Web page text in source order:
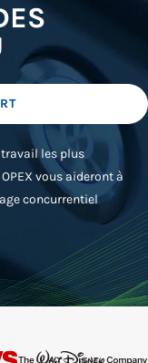
travail les plus
vous aideront à
concurrentiel